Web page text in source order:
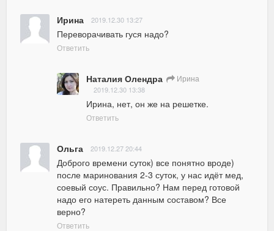
Ирина 2019.12.30 13:27
Переворачивать гуся надо?
Ответить
Наталия Олендра Ирина
2019.12.30 13:38
Ирина, нет, он же на решетке.
Ответить
Ольга 2019.12.27 20:44
Доброго времени суток) все понятно вроде)
после маринования 2-3 суток, у нас идёт мед,
соевый соус. Правильно? Нам перед готовой
надо его натереть данным составом? Все
верно?
Ответить